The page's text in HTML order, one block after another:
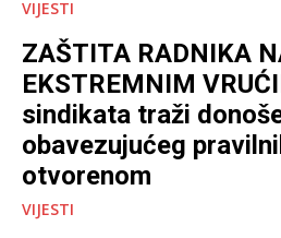
VIJESTI
ZAŠTITA RADNIKA
EKSTREMNIM
sindikata traži
obavezujućeg
otvorenom
VIJESTI